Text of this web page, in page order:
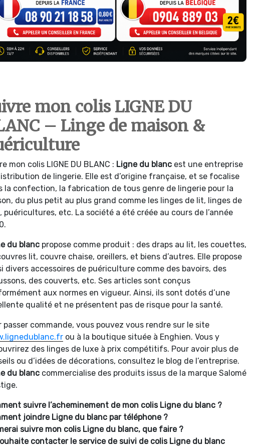
mon colis LIGNE DU
– Linge de maison &
mon colis LIGNE DU BLANC : Ligne du blanc est une entreprise
de lingerie. Elle est d’origine française, et se focalise
la confection, la fabrication de tous genre de lingerie pour la
du plus petit au plus grand comme les linges de lit, linges de
puéricultures, etc. La société a été créée au cours de l’année
du blanc propose comme produit : des draps au lit, les couettes,
lit, couvre chaise, oreillers, et biens d’autres. Elle propose
divers accessoires de puériculture comme des bavoirs, des
des couverts, etc. Ses articles sont conçus
aux normes en vigueur. Ainsi, ils sont dotés d’une
qualité et ne présentent pas de risque pour la santé.
passer commande, vous pouvez vous rendre sur le site
ou à la boutique située à Enghien. Vous y
des linges de luxe à prix compétitifs. Pour avoir plus de
ou d’idées de décorations, consultez le blog de l’entreprise.
du blanc commercialise des produits issus de la marque Salomé
suivre l’acheminement de mon colis Ligne du blanc ?
joindre Ligne du blanc par téléphone ?
suivre mon colis Ligne du blanc, que faire ?
contacter le service de suivi de colis Ligne du blanc